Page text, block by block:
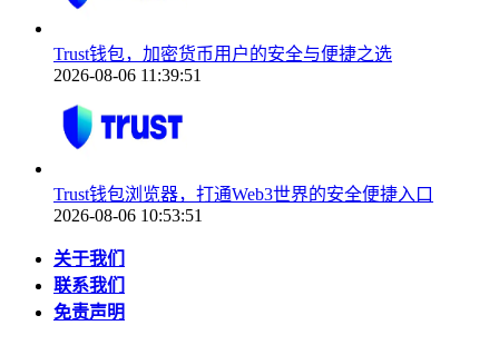
Trust钱包，加密货币用户的安全与便捷之选
2026-08-06 11:39:51
Trust钱包浏览器，打通Web3世界的安全便捷入口
2026-08-06 10:53:51
关于我们
联系我们
免责声明